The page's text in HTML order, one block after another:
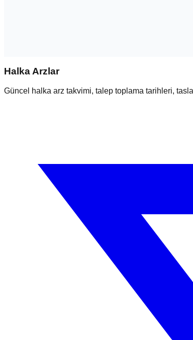
Halka Arzlar
Güncel halka arz takvimi, talep toplama tarihleri,